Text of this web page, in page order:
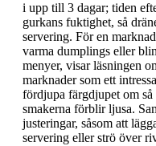
i upp till 3 dagar; tiden
gurkans fuktighet, så
servering. För en
varma dumplings eller
menyer, visar läsningen
marknader som ett
fördjupa färgdjupet om
smakerna förblir ljusa.
justeringar, såsom att
servering eller strö över